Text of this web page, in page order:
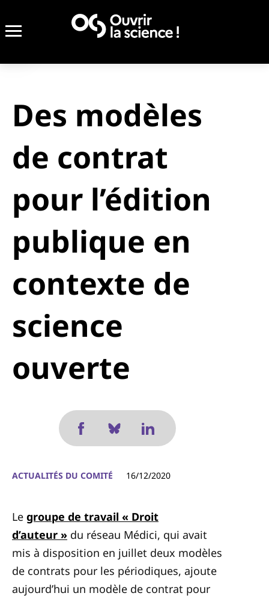
Des modèles
de contrat
pour l’édition
publique en
contexte de
science
ouverte
ACTUALITÉS DU COMITÉ 16/12/2020
Le groupe de travail « Droit
d’auteur » du réseau Médici, qui avait
mis à disposition en juillet deux modèles
de contrats pour les périodiques, ajoute
aujourd’hui un modèle de contrat pour